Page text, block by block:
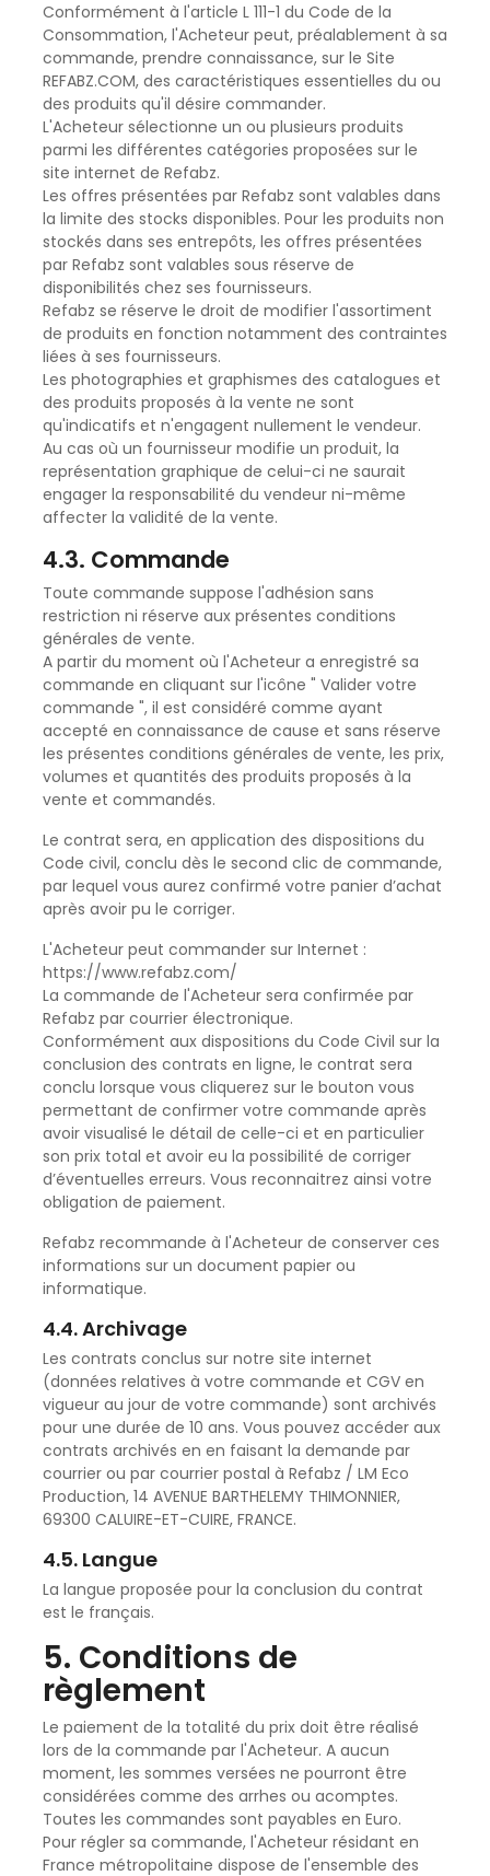
Conformément à l'article L 111-1 du Code de la
Consommation, l'Acheteur peut, préalablement à sa
commande, prendre connaissance, sur le Site
REFABZ.COM, des caractéristiques essentielles du ou
des produits qu'il désire commander.
L'Acheteur sélectionne un ou plusieurs produits
parmi les différentes catégories proposées sur le
site internet de Refabz.
Les offres présentées par Refabz sont valables dans
la limite des stocks disponibles. Pour les produits non
stockés dans ses entrepôts, les offres présentées
par Refabz sont valables sous réserve de
disponibilités chez ses fournisseurs.
Refabz se réserve le droit de modifier l'assortiment
de produits en fonction notamment des contraintes
liées à ses fournisseurs.
Les photographies et graphismes des catalogues et
des produits proposés à la vente ne sont
qu'indicatifs et n'engagent nullement le vendeur.
Au cas où un fournisseur modifie un produit, la
représentation graphique de celui-ci ne saurait
engager la responsabilité du vendeur ni-même
affecter la validité de la vente.
4.3. Commande
Toute commande suppose l'adhésion sans
restriction ni réserve aux présentes conditions
générales de vente.
A partir du moment où l'Acheteur a enregistré sa
commande en cliquant sur l'icône " Valider votre
commande ", il est considéré comme ayant
accepté en connaissance de cause et sans réserve
les présentes conditions générales de vente, les prix,
volumes et quantités des produits proposés à la
vente et commandés.
Le contrat sera, en application des dispositions du
Code civil, conclu dès le second clic de commande,
par lequel vous aurez confirmé votre panier d’achat
après avoir pu le corriger.
L'Acheteur peut commander sur Internet :
https://www.refabz.com/
La commande de l'Acheteur sera confirmée par
Refabz par courrier électronique.
Conformément aux dispositions du Code Civil sur la
conclusion des contrats en ligne, le contrat sera
conclu lorsque vous cliquerez sur le bouton vous
permettant de confirmer votre commande après
avoir visualisé le détail de celle-ci et en particulier
son prix total et avoir eu la possibilité de corriger
d’éventuelles erreurs. Vous reconnaitrez ainsi votre
obligation de paiement.
Refabz recommande à l'Acheteur de conserver ces
informations sur un document papier ou
informatique.
4.4. Archivage
Les contrats conclus sur notre site internet
(données relatives à votre commande et CGV en
vigueur au jour de votre commande) sont archivés
pour une durée de 10 ans. Vous pouvez accéder aux
contrats archivés en en faisant la demande par
courrier ou par courrier postal à Refabz / LM Eco
Production, 14 AVENUE BARTHELEMY THIMONNIER,
69300 CALUIRE-ET-CUIRE, FRANCE.
4.5. Langue
La langue proposée pour la conclusion du contrat
est le français.
5. Conditions de
règlement
Le paiement de la totalité du prix doit être réalisé
lors de la commande par l'Acheteur. A aucun
moment, les sommes versées ne pourront être
considérées comme des arrhes ou acomptes.
Toutes les commandes sont payables en Euro.
Pour régler sa commande, l'Acheteur résidant en
France métropolitaine dispose de l'ensemble des